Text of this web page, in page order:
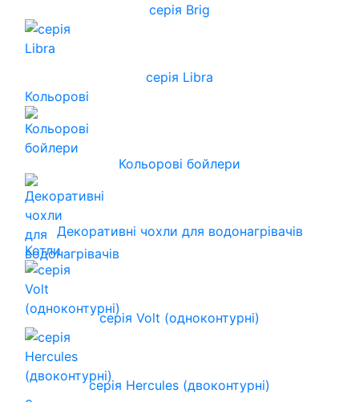
серія Brig
серія Libra
Кольорові
Кольорові бойлери
Декоративні чохли для водонагрівачів
Котли
серія Volt (одноконтурні)
серія Hercules (двоконтурні)